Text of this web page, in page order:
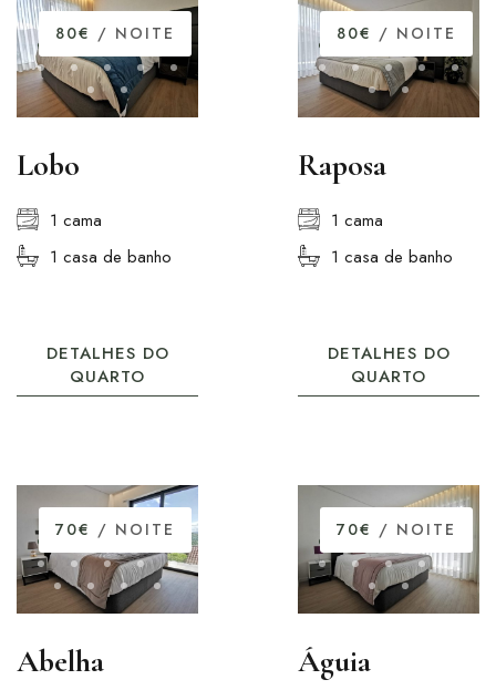
80€ / NOITE
Lobo
1 cama
1 casa de banho
DETALHES DO
QUARTO
80€ / NOITE
Raposa
1 cama
1 casa de banho
DETALHES DO
QUARTO
70€ / NOITE
Abelha
70€ / NOITE
Águia